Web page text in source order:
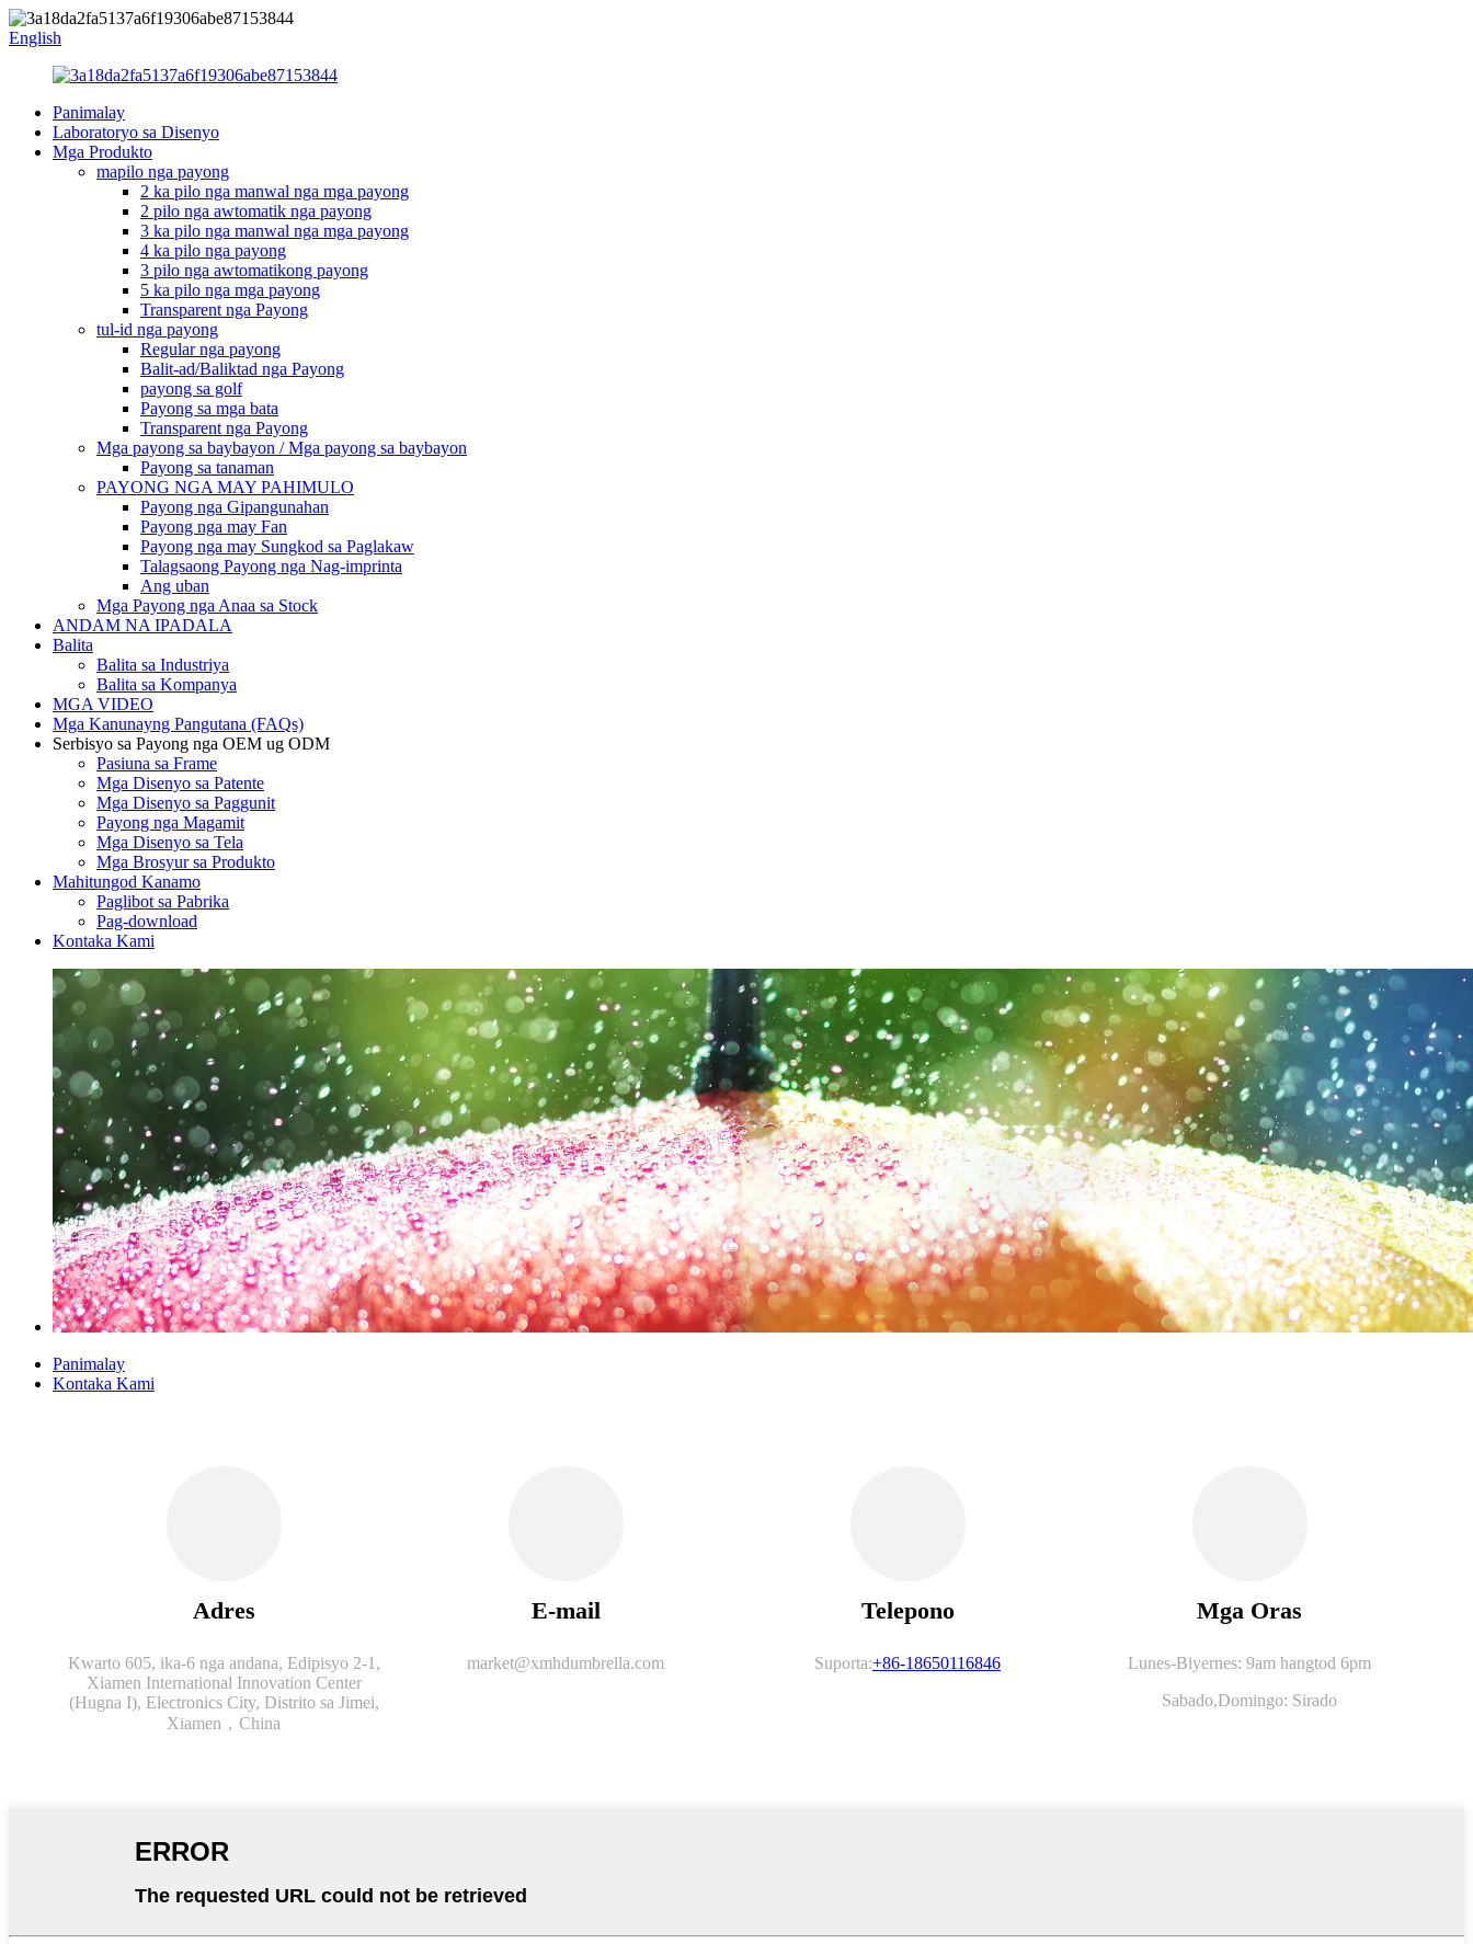
English
Panimalay
Laboratoryo sa Disenyo
Mga Produkto
mapilo nga payong
2 ka pilo nga manwal nga mga payong
2 pilo nga awtomatik nga payong
3 ka pilo nga manwal nga mga payong
4 ka pilo nga payong
3 pilo nga awtomatikong payong
5 ka pilo nga mga payong
Transparent nga Payong
tul-id nga payong
Regular nga payong
Balit-ad/Baliktad nga Payong
payong sa golf
Payong sa mga bata
Transparent nga Payong
Mga payong sa baybayon / Mga payong sa baybayon
Payong sa tanaman
PAYONG NGA MAY PAHIMULO
Payong nga Gipangunahan
Payong nga may Fan
Payong nga may Sungkod sa Paglakaw
Talagsaong Payong nga Nag-imprinta
Ang uban
Mga Payong nga Anaa sa Stock
ANDAM NA IPADALA
Balita
Balita sa Industriya
Balita sa Kompanya
MGA VIDEO
Mga Kanunayng Pangutana (FAQs)
Serbisyo sa Payong nga OEM ug ODM
Pasiuna sa Frame
Mga Disenyo sa Patente
Mga Disenyo sa Paggunit
Payong nga Magamit
Mga Disenyo sa Tela
Mga Brosyur sa Produkto
Mahitungod Kanamo
Paglibot sa Pabrika
Pag-download
Kontaka Kami
Panimalay
Kontaka Kami
Adres
Kwarto 605, ika-6 nga andana, Edipisyo 2-1,
Xiamen International Innovation Center
(Hugna I), Electronics City, Distrito sa Jimei,
Xiamen，China
E-mail
market@xmhdumbrella.com
Telepono
Suporta:+86-18650116846
Mga Oras
Lunes-Biyernes: 9am hangtod 6pm
Sabado,Domingo: Sirado